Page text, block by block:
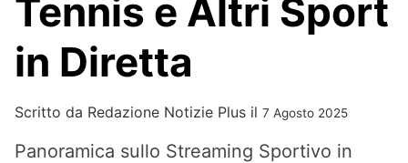
Tennis e Altri Sport
in Diretta
Scritto da Redazione Notizie Plus il 7 Agosto 2025
Panoramica sullo Streaming Sportivo in